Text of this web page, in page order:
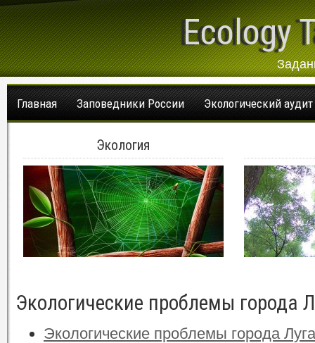
Ecology
Главная Заповедники России Экологический аудит
Экология
Экологические проблемы города
Экологические проблемы города